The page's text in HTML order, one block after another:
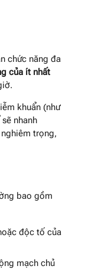
chức năng đa
của ít nhất
khuẩn (như
nhanh
trọng,
bao gồm
độc tố của
mạch chủ